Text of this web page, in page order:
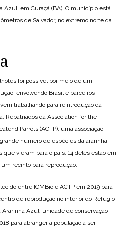
Azul, em Curaçá (BA). O município está
de Salvador, no extremo norte da
foi possível por meio de um
envolvendo Brasil e parceiros
trabalhando para reintrodução da
Repatriados da Association for the
Parrots (ACTP), uma associação
número de espécies da ararinha-
que vieram para o país, 14 deles estão em
recinto para reprodução.
entre ICMBio e ACTP em 2019 para
de reprodução no interior do Refúgio
Ararinha Azul, unidade de conservação
para abranger a população a ser